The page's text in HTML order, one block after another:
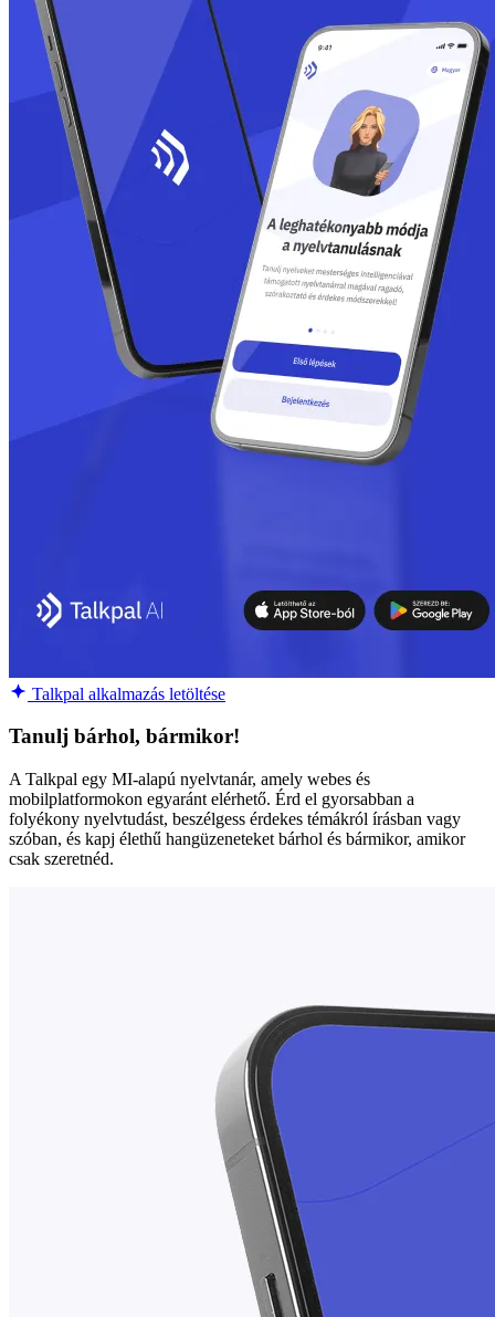
Talkpal alkalmazás letöltése
Tanulj bárhol, bármikor!
A Talkpal egy MI-alapú nyelvtanár, amely webes és
mobilplatformokon egyaránt elérhető. Érd el gyorsabban a
folyékony nyelvtudást, beszélgess érdekes témákról írásban vagy
szóban, és kapj élethű hangüzeneteket bárhol és bármikor, amikor
csak szeretnéd.